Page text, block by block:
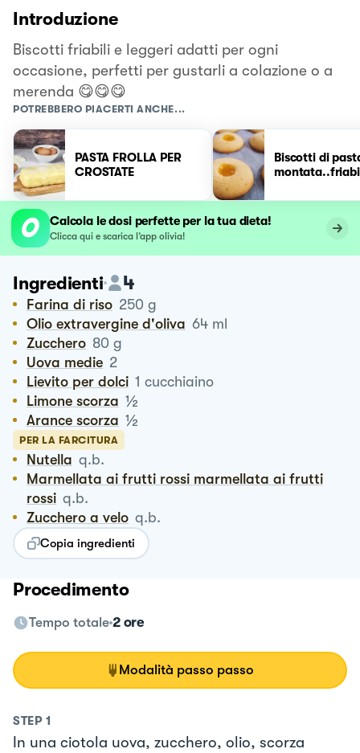
Introduzione
Biscotti friabili e leggeri adatti per ogni
occasione, perfetti per gustarli a colazione o a
merenda 😋😋😋
POTREBBERO PIACERTI ANCHE...
PASTA FROLLA PER
CROSTATE
Biscotti di
Calcola le dosi perfette per la tua dieta!
Clicca qui e scarica l’app olivia!
Ingredienti 4
Farina di riso 250 g
Olio extravergine d'oliva 64 ml
Zucchero 80 g
Uova medie 2
Lievito per dolci 1 cucchiaino
Limone scorza ½
Arance scorza ½
PER LA FARCITURA
Nutella q.b.
Marmellata ai frutti rossi marmellata ai frutti
rossi q.b.
Zucchero a velo q.b.
Copia ingredienti
Procedimento
Tempo totale 2 ore
Modalità passo passo
STEP 1
In una ciotola uova, zucchero, olio, scorza